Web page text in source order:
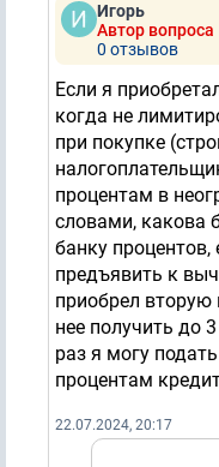
Игорь
Автор вопроса
0 отзывов
Если я
когда не
при покупке
процентам в
словами, какова
банку
предъявить к
приобрел вторую
нее получить до
раз я могу
процентам
22.07.2024, 20:17